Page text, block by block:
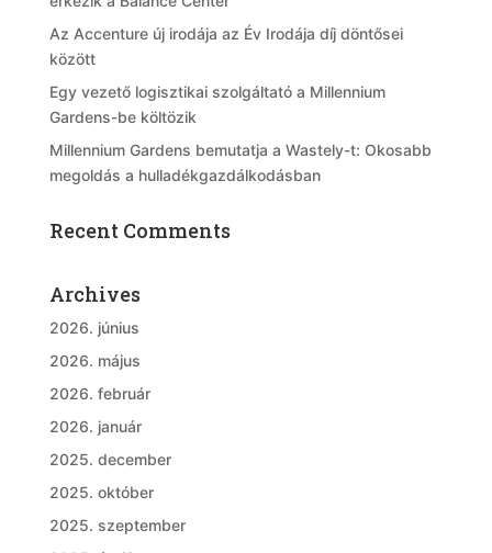
Az Accenture új irodája az Év Irodája díj döntősei
között
Egy vezető logisztikai szolgáltató a Millennium
Gardens-be költözik
Millennium Gardens bemutatja a Wastely-t: Okosabb
megoldás a hulladékgazdálkodásban
Recent Comments
Archives
2026. június
2026. május
2026. február
2026. január
2025. december
2025. október
2025. szeptember